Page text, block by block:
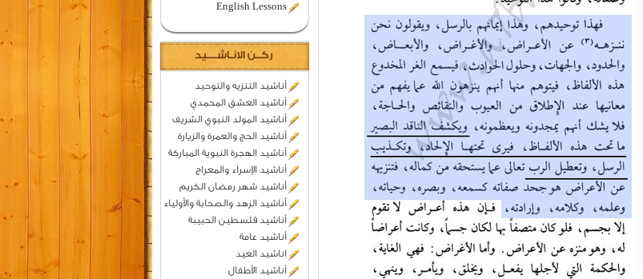
English Lessons
ركــن الانـاشــــيد
أناشيد التنزيه والتوحيد
أناشيد العشق المحمدي
أناشيد المولد النبوي الشريف
أناشيد الحج والعمرة والزيارة
أناشيد الهجرة النبوية المباركة
أناشيد الإسراء والمعراج
أناشيد شهر رمضان الكريم
أناشيد الزهد والصحابة والأولياء
أناشيد فلسطين الحبيبة
أناشيد عامة
اناشيد العيد
أناشيد الأطفال